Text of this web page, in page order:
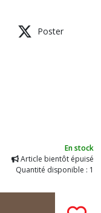
Poster
En stock
Article bientôt épuisé
Quantité disponible : 1